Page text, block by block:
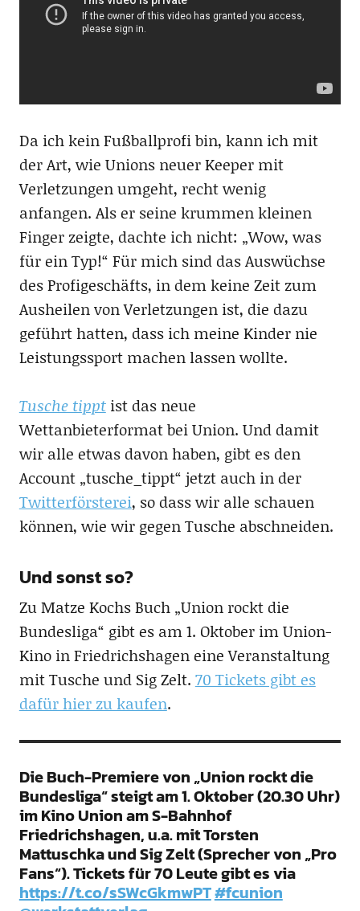
Da ich kein Fußballprofi bin, kann ich mit
der Art, wie Unions neuer Keeper mit
Verletzungen umgeht, recht wenig
anfangen. Als er seine krummen kleinen
Finger zeigte, dachte ich nicht: „Wow, was
für ein Typ!“ Für mich sind das Auswüchse
des Profigeschäfts, in dem keine Zeit zum
Ausheilen von Verletzungen ist, die dazu
geführt hatten, dass ich meine Kinder nie
Leistungssport machen lassen wollte.
Tusche tipptist das neue
Wettanbieterformat bei Union. Und damit
wir alle etwas davon haben, gibt es den
Account „tusche_tippt“ jetzt auch in der
Twitterförsterei, so dass wir alle schauen
können, wie wir gegen Tusche abschneiden.
Und sonst so?
Zu Matze Kochs Buch „Union rockt die
Bundesliga“ gibt es am 1. Oktober im Union-
Kino in Friedrichshagen eine Veranstaltung
mit Tusche und Sig Zelt. 70 Tickets gibt es
dafür hier zu kaufen.
Die Buch-Premiere von „Union rockt die
Bundesliga“ steigt am 1. Oktober (20.30 Uhr)
im Kino Union am S-Bahnhof
Friedrichshagen, u.a. mit Torsten
Mattuschka und Sig Zelt (Sprecher von „Pro
Fans“). Tickets für 70 Leute gibt es via
https://t.co/sSWcGkmwPT#fcunion